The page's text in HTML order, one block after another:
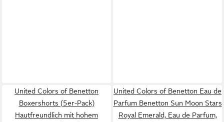
United Colors of Benetton
Boxershorts (5er-Pack)
Hautfreundlich mit hohem
United Colors of Benetton Eau de
Parfum Benetton Sun Moon Stars
Royal Emerald, Eau de Parfum,